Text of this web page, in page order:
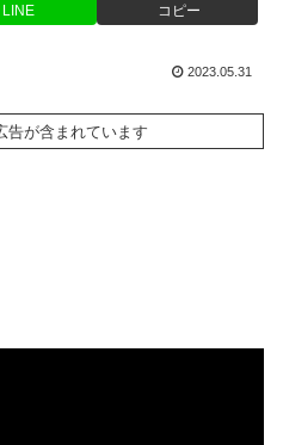
LINE コピー
2023.05.31
告が含まれています